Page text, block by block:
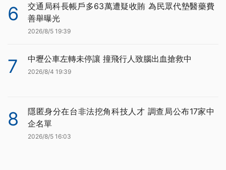
6
交通局科長帳戶多63萬遭疑收賄 為民眾代墊醫藥費
善舉曝光
2026/8/5 19:39
7 中壢公車左轉未停讓 撞飛行人致腦出血搶救中
2026/8/4 19:39
8
隱匿身分在台非法挖角科技人才 調查局公布17家中
企名單
2026/8/5 16:03